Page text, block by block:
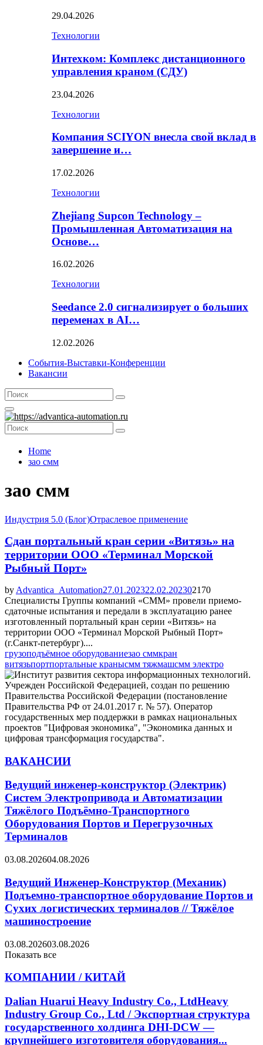
29.04.2026
Технологии
Интехком: Комплекс дистанционного
управления краном (СДУ)
23.04.2026
Технологии
Компания SCIYON внесла свой вклад в
завершение и…
17.02.2026
Технологии
Zhejiang Supcon Technology –
Промышленная Автоматизация на
Основе…
16.02.2026
Технологии
Seedance 2.0 сигнализирует о больших
переменах в AI…
12.02.2026
События-Выставки-Конференции
Вакансии
Search
for:
Search
Primary
Menu
Search
for:
Search
Home
зао смм
зао смм
Индустрия 5.0 (Блог)Отраслевое применение
Сдан портальный кран серии «Витязь» на
территории ООО «Терминал Морской
Рыбный Порт»
by Advantica_Automation27.01.202322.02.202302170
Специалисты Группы компаний «СММ» провели приемо-
сдаточные испытания и передали в эксплуатацию ранее
изготовленный портальный кран серии «Витязь» на
территории ООО «Терминал Морской Рыбный Порт»
(г.Санкт-петербург)....
грузоподъёмное оборудованиезао сммкран
витязьпортпортальные кранысмм тяжмашсмм электро
ВАКАНСИИ
Ведущий инженер-конструктор (Электрик)
Систем Электропривода и Автоматизации
Тяжёлого Подъёмно-Транспортного
Оборудования Портов и Перегрузочных
Терминалов
03.08.202604.08.2026
Ведущий Инженер-Конструктор (Механик)
Подъемно-транспортное оборудование Портов и
Сухих логистических терминалов // Тяжёлое
машиностроение
03.08.202603.08.2026
Показать все
КОМПАНИИ / КИТАЙ
Dalian Huarui Heavy Industry Co., LtdHeavy
Industry Group Co., Ltd / Экспортная структура
государственного холдинга DHI-DCW —
крупнейшего изготовителя оборудования...